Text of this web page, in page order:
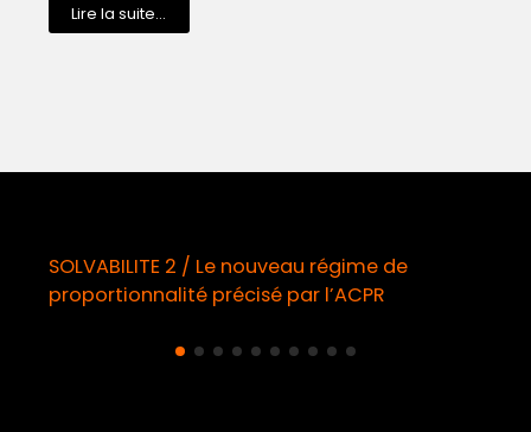
Lire la suite...
SOLVABILITE 2 / Le nouveau régime de
proportionnalité précisé par l’ACPR